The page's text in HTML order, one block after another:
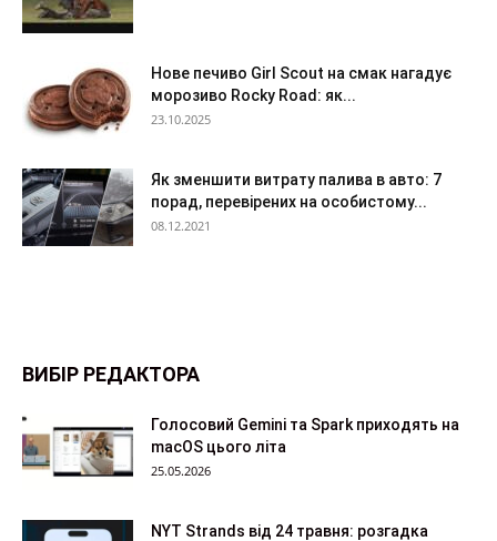
Нове печиво Girl Scout на смак нагадує
морозиво Rocky Road: як...
23.10.2025
Як зменшити витрату палива в авто: 7
порад, перевірених на особистому...
08.12.2021
ВИБІР РЕДАКТОРА
Голосовий Gemini та Spark приходять на
macOS цього літа
25.05.2026
NYT Strands від 24 травня: розгадка